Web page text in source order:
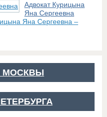
Адвокат Курицына
Яна Сергеевна
Яна Сергеевна –
МОСКВЫ